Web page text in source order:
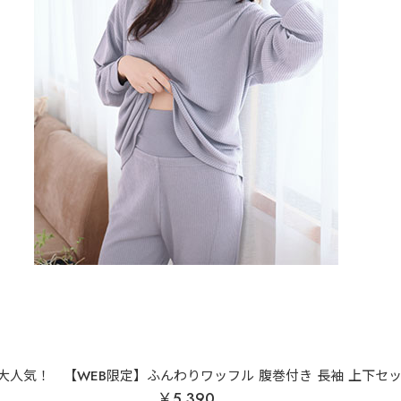
人気！ 【WEB限定】ふんわりワッフル 腹巻付き 長袖 上下セ